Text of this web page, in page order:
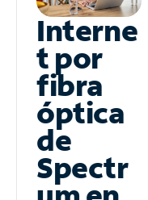
Interne
t por
fibra
óptica
de
Spectr